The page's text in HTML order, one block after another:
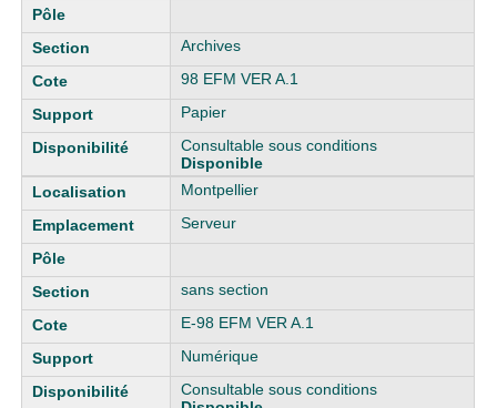
Archives
98 EFM VER A.1
Papier
Consultable sous conditions
Disponible
Montpellier
Serveur
sans section
E-98 EFM VER A.1
Numérique
Consultable sous conditions